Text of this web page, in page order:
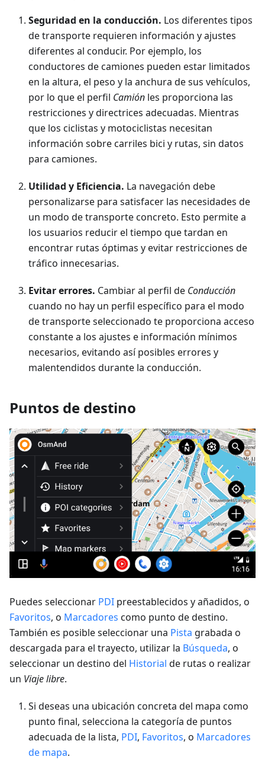
Seguridad en la conducción. Los diferentes tipos
de transporte requieren información y ajustes
diferentes al conducir. Por ejemplo, los
conductores de camiones pueden estar limitados
en la altura, el peso y la anchura de sus vehículos,
por lo que el perfil Camión les proporciona las
restricciones y directrices adecuadas. Mientras
que los ciclistas y motociclistas necesitan
información sobre carriles bici y rutas, sin datos
para camiones.
Utilidad y Eficiencia. La navegación debe
personalizarse para satisfacer las necesidades de
un modo de transporte concreto. Esto permite a
los usuarios reducir el tiempo que tardan en
encontrar rutas óptimas y evitar restricciones de
tráfico innecesarias.
Evitar errores. Cambiar al perfil de Conducción
cuando no hay un perfil específico para el modo
de transporte seleccionado te proporciona acceso
constante a los ajustes e información mínimos
necesarios, evitando así posibles errores y
malentendidos durante la conducción.
Puntos de destino
Puedes seleccionar PDI preestablecidos y añadidos, o
Favoritos, o Marcadores como punto de destino.
También es posible seleccionar una Pista grabada o
descargada para el trayecto, utilizar la Búsqueda, o
seleccionar un destino del Historial de rutas o realizar
un Viaje libre.
Si deseas una ubicación concreta del mapa como
punto final, selecciona la categoría de puntos
adecuada de la lista, PDI, Favoritos, o Marcadores
de mapa.